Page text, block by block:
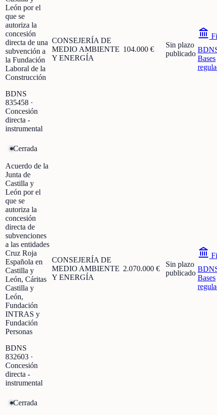
León por el
que se
autoriza la
concesión
directa de una
subvención a
la Fundación
Laboral de la
Construcción
BDNS
835458 ·
Concesión
directa -
instrumental
CONSEJERÍA DE
MEDIO AMBIENTE
Y ENERGÍA
104.000 €
Sin plazo
publicado
Bases
Cerrada
Acuerdo de la
Junta de
Castilla y
León por el
que se
autoriza la
concesión
directa de
subvenciones
a las entidades
Cruz Roja
Española en
Castilla y
León, Cáritas
Castilla y
León,
Fundación
INTRAS y
Fundación
Personas
BDNS
832603 ·
Concesión
directa -
instrumental
CONSEJERÍA DE
MEDIO AMBIENTE
Y ENERGÍA
2.070.000 €
Sin plazo
publicado
Bases
Cerrada